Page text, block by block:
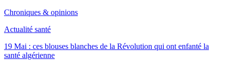
Chroniques & opinions
Actualité santé
19 Mai : ces blouses blanches de la Révolution qui ont enfanté la
santé algérienne